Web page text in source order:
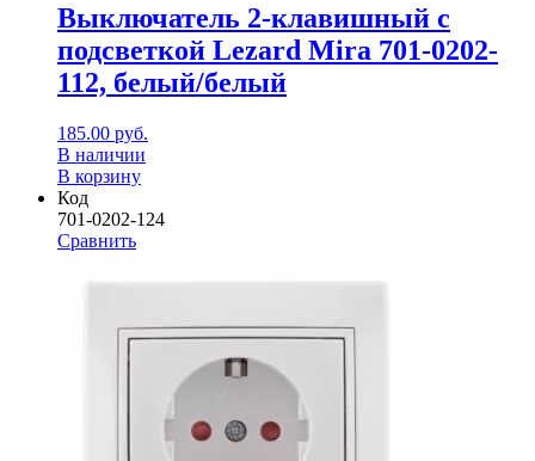
Выключатель 2-клавишный с
подсветкой Lezard Mira 701-0202-
112, белый/белый
185.00 руб.
В наличии
В корзину
Код
701-0202-124
Сравнить